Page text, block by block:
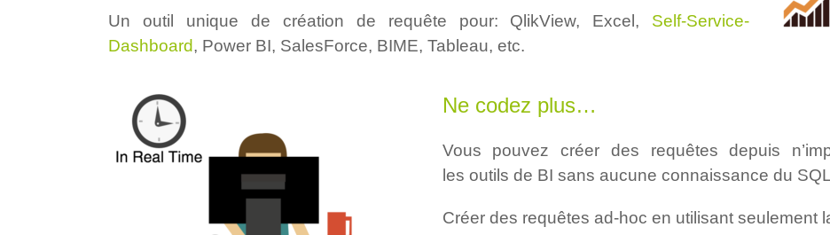
Un outil unique de création de requête pour: QlikView, Excel, Self-Service-
Dashboard, Power BI, SalesForce, BIME, Tableau, etc.
Ne codez plus…
Vous pouvez créer des requêtes depuis
les outils de BI sans aucune connaissance du
Créer des requêtes ad-hoc en utilisant seulement